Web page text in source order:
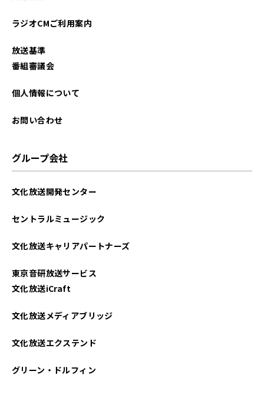
ラジオCMご利用案内
放送基準
番組審議会
個人情報について
お問い合わせ
グループ会社
文化放送開発センター
セントラルミュージック
文化放送キャリアパートナーズ
東京音研放送サービス
文化放送iCraft
文化放送メディアブリッジ
文化放送エクステンド
グリーン・ドルフィン